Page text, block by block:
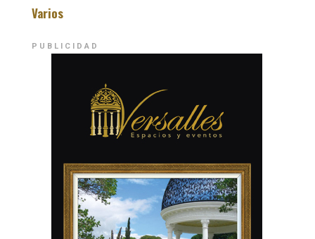
Varios
PUBLICIDAD